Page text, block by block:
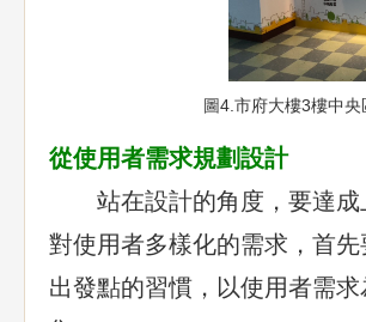
圖4.市府大樓3樓中
從使用者需求規劃設計
站在設計的角度，要達成
對使用者多樣化的需求，首
出發點的習慣，以使用者需